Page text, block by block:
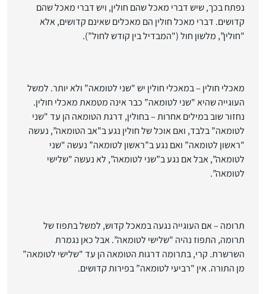
נפתח בכך, שיש דברי מאכל שהם חולין, ויש דברי מאכל שהם
קדושים. דברי מאכל חולין הם מאכלים שאינם קדושים, אלא
"חולין”, מלשון חול ("המבדיל בין קודש לחול”).
מאכלי חולין – במאכלי חולין יש "שני לטומאה” ולא יותר. למשל
העוגייה שהיא "שני לטומאה” כבר אינה מטמאת מאכלי חולין.
נחזור שוב במילים אחרות –בחולין, דרגת הטומאה הן עד "שני
לטומאה” בלבד, ואם אוכל של חולין נגע ב”אב הטומאה”, נעשה
"ראשון לטומאה” ואם נגע ב”ראשון לטומאה” נעשה "שני
לטומאה”, אבל אם נגע ב”שני לטומאה”, לא נעשה "שלישי
לטומאה”.
תרומה– אם העוגייה נגעה במאכל קדוש, למשל בתפוז של
תרומה, התפוז נהיה "שלישי לטומאה”. אבל כאן נגמרת
השרשרת. קרי, בתרומה דרגות הטומאה הן עד "שלישי לטומאה”
מן התורה. אין "רביעי לטומאה” בפירות קדושים.